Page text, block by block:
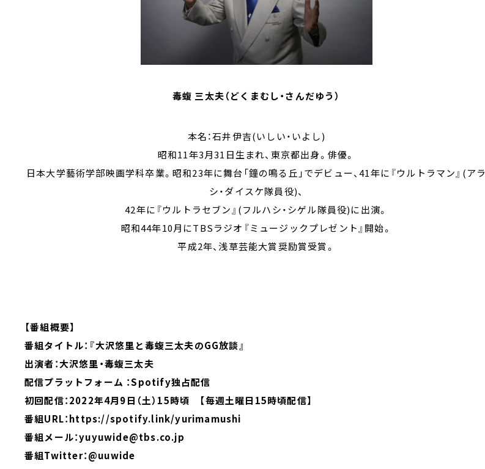
毒蝮 三太夫（どくまむし・さんだゆう）
本名：石井伊吉(いしい・いよし)
昭和11年3月31日生まれ、東京都出身。俳優。
日本大学藝術学部映画学科卒業。昭和23年に舞台「鐘の鳴る丘」でデビュー、41年に『ウルトラマン』(アラ
シ・ダイスケ隊員役)、
42年に『ウルトラセブン』(フルハシ・シゲル隊員役)に出演。
昭和44年10月にTBSラジオ『ミュージックプレゼント』開始。
平成2年、浅草芸能大賞奨励賞受賞。
【番組概要】
番組タイトル：『大沢悠里と毒蝮三太夫のGG放談』
出演者：大沢悠里・毒蝮三太夫
配信プラットフォーム ：Spotify独占配信
初回配信：2022年4月9日（土）15時頃 【毎週土曜日15時頃配信】
番組URL：https://spotify.link/yurimamushi
番組メール：yuyuwide@tbs.co.jp
番組Twitter：@uuwide